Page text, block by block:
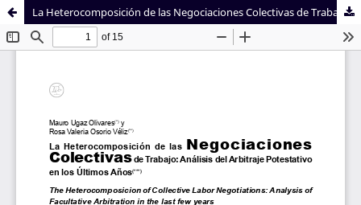
Sistema de
Bibliotecas
Facultad de
Derecho
La Heterocomposición de las Negociaciones Colectivas de Trabajo: Análisis del Arbitraje Potestativo en los Últimos Años